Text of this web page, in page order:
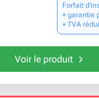
Forfait
+ garantie
+ TVA
Voir le produit